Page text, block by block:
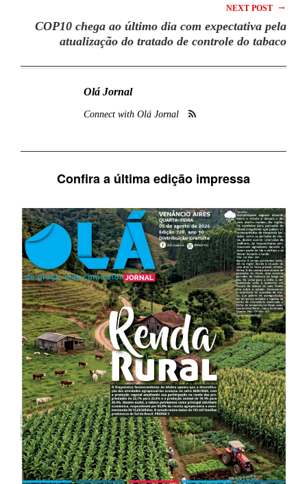
NEXT POST →
COP10 chega ao último dia com expectativa pela
atualização do tratado de controle do tabaco
Olá Jornal
Connect with Olá Jornal
Confira a última edição impressa